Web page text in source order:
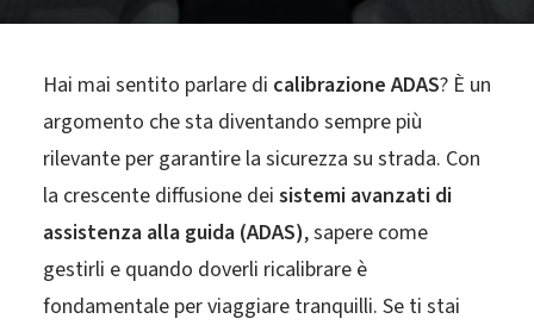
Hai mai sentito parlare di calibrazione ADAS? È un
argomento che sta diventando sempre più
rilevante per garantire la sicurezza su strada. Con
la crescente diffusione dei sistemi avanzati di
assistenza alla guida (ADAS), sapere come
gestirli e quando doverli ricalibrare è
fondamentale per viaggiare tranquilli. Se ti stai